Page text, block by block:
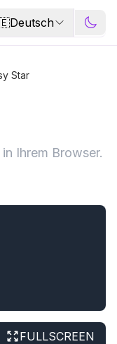
Deutsch
Star
Ihrem Browser.
FULLSCREEN